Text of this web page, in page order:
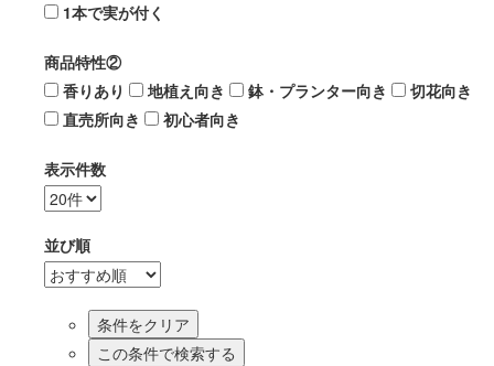
1本で実が付く
商品特性②
香りあり
地植え向き 鉢・プランター向き
切花向き
直売所向き
初心者向き
表示件数
並び順
この条件で検索する